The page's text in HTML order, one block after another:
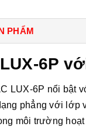
PHẨM
6P
LUX-6P nổi bật
phẳng với lớp
môi trường